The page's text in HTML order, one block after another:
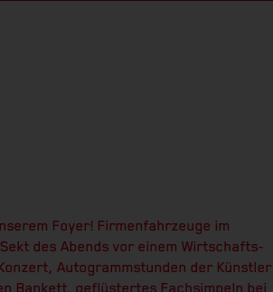
Foyer! Firmenfahrzeuge im
des Abends vor einem Wirtschafts-
Autogrammstunden der Künstler
Bankett, geflüstertes Fachsimpeln bei